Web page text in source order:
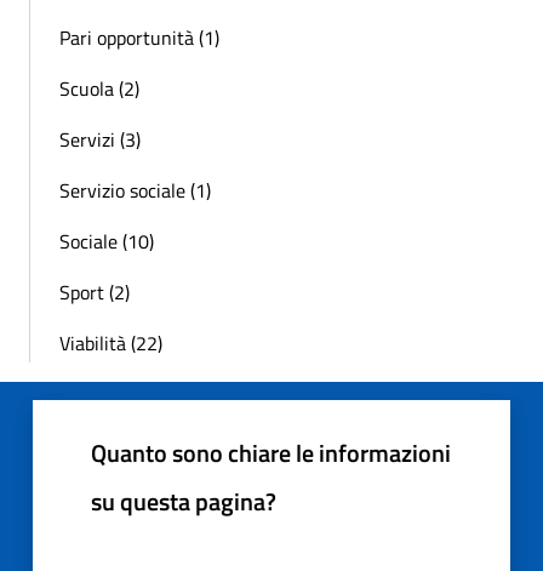
Pari opportunità (1)
Scuola (2)
Servizi (3)
Servizio sociale (1)
Sociale (10)
Sport (2)
Viabilità (22)
Quanto sono chiare le informazioni
su questa pagina?